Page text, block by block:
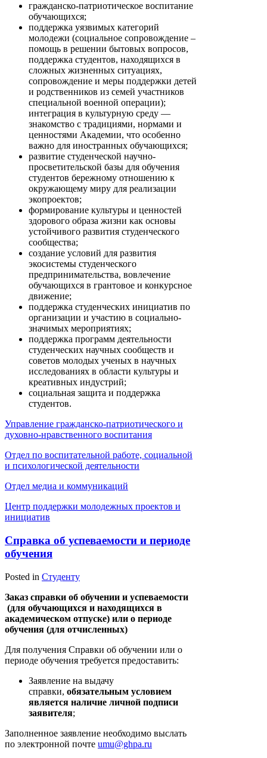
гражданско-патриотическое воспитание
обучающихся;
поддержка уязвимых категорий
молодежи (социальное сопровождение –
помощь в решении бытовых вопросов,
поддержка студентов, находящихся в
сложных жизненных ситуациях,
сопровождение и меры поддержки детей
и родственников из семей участников
специальной военной операции);
интеграция в культурную среду —
знакомство с традициями, нормами и
ценностями Академии, что особенно
важно для иностранных обучающихся;
развитие студенческой научно-
просветительской базы для обучения
студентов бережному отношению к
окружающему миру для реализации
экопроектов;
формирование культуры и ценностей
здорового образа жизни как основы
устойчивого развития студенческого
сообщества;
создание условий для развития
экосистемы студенческого
предпринимательства, вовлечение
обучающихся в грантовое и конкурсное
движение;
поддержка студенческих инициатив по
организации и участию в социально-
значимых мероприятиях;
поддержка программ деятельности
студенческих научных сообществ и
советов молодых ученых в научных
исследованиях в области культуры и
креативных индустрий;
социальная защита и поддержка
студентов.
Управление гражданско-патриотического и
духовно-нравственного воспитания
Отдел по воспитательной работе, социальной
и психологической деятельности
Отдел медиа и коммуникаций
Центр поддержки молодежных проектов и
инициатив
Справка об успеваемости и периоде
обучения
Posted in Студенту
Заказ справки об обучении и успеваемости
(для обучающихся и находящихся в
академическом отпуске) или о периоде
обучения (для отчисленных)
Для получения Справки об обучении или о
периоде обучения требуется предоставить:
Заявление на выдачу
справки, обязательным условием
является наличие личной подписи
заявителя;
Заполненное заявление необходимо выслать
по электронной почте umu@ghpa.ru